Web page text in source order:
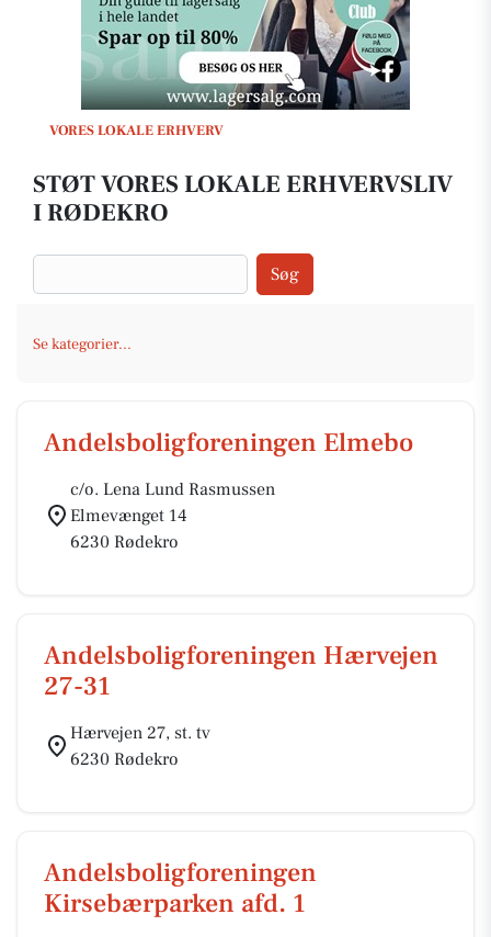
VORES LOKALE ERHVERV
STØT VORES LOKALE ERHVERVSLIV
I RØDEKRO
Søg
Se kategorier...
Andelsboligforeningen Elmebo
c/o. Lena Lund Rasmussen
Elmevænget 14
6230 Rødekro
Andelsboligforeningen Hærvejen
27-31
Hærvejen 27, st. tv
6230 Rødekro
Andelsboligforeningen
Kirsebærparken afd. 1